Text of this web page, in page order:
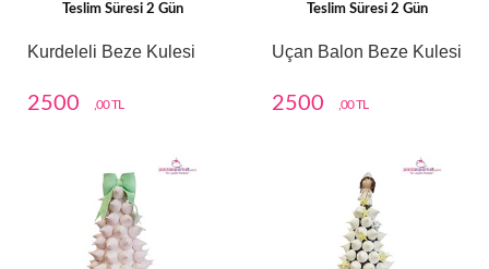
Teslim Süresi 2 Gün
Kurdeleli Beze Kulesi
2500 ,00 TL
Teslim Süresi 2 Gün
Uçan Balon Beze Kulesi
2500 ,00 TL